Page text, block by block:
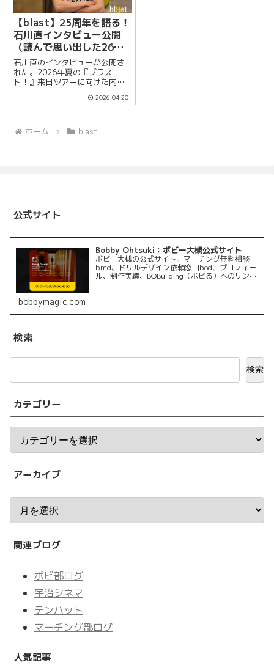
【blast】25周年を語る！
石川直インタビュー公開
（読んで思い出した26年
前のシカゴ公演）
石川直のインタビューが公開さ
れた。2026年夏の『ブラス
ト！』来日ツアーに向けた内容
の節目や、この夏の見どころに
果たし、ブロードウェイの舞台
2026.04.20
ホーム blast
公式サイト
Bobby Ohtsuki：ボビー大槻公式サイト
ボビー大槻の公式サイト。マーチング無料相談
bmd、ドリルデザイン依頼窓口bod、プロフィー
ル、制作実績、BOBuilding（ボビる）へのリンク
bobbymagic.com
検索
検索
カテゴリー
アーカイブ
関連ブログ
ボビ部ログ
宇治シネマ
テンハット
マーチング部ログ
人気記事